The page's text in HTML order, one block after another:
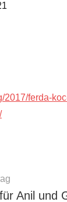
2017/ferda-
Anil und